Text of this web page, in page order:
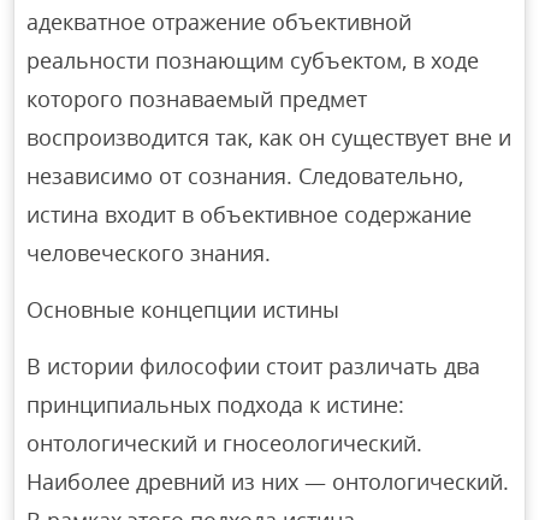
адекватное отражение объективной
реальности познающим субъектом, в ходе
которого познаваемый предмет
воспроизводится так, как он существует вне и
независимо от сознания. Следовательно,
истина входит в объективное содержание
человеческого знания.
Основные концепции истины
В истории философии стоит различать два
принципиальных подхода к истине:
онтологический и гносеологический.
Наиболее древний из них — онтологический.